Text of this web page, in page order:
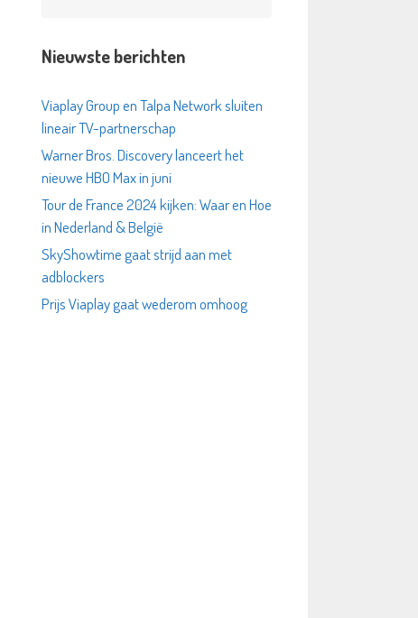
Nieuwste berichten
Viaplay Group en Talpa Network sluiten
lineair TV-partnerschap
Warner Bros. Discovery lanceert het
nieuwe HBO Max in juni
Tour de France 2024 kijken: Waar en Hoe
in Nederland & België
SkyShowtime gaat strijd aan met
adblockers
Prijs Viaplay gaat wederom omhoog